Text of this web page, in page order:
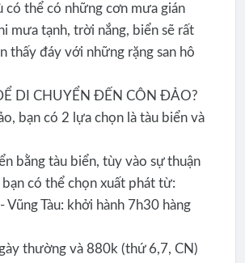
có thể có những cơn mưa gián
mưa tạnh, trời nắng, biển sẽ rất
thấy đáy với những rặng san hô
DI CHUYỂN ĐẾN CÔN ĐẢO?
bạn có 2 lựa chọn là tàu biển và
bằng tàu biển, tùy vào sự thuận
có thể chọn xuất phát từ:
Vũng Tàu: khởi hành 7h30 hàng
thường và 880k (thứ 6,7, CN)